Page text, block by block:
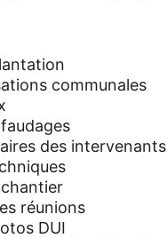
communales
des intervenants
réunions
DUI